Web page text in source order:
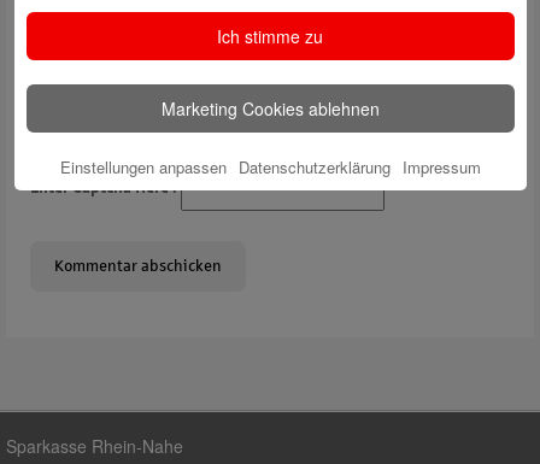
Enter Captcha Here :
Sparkasse Rhein-Nahe
Ich stimme zu
Marketing Cookies ablehnen
Einstellungen anpassen Datenschutzerklärung Impressum